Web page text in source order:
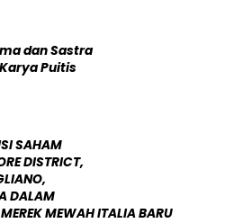
dan Sastra
Puitis
SAHAM
DISTRICT,
DALAM
MEWAH ITALIA BARU